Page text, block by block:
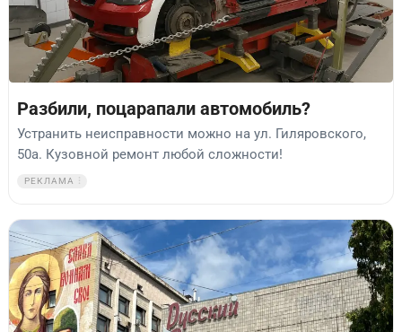
Разбили, поцарапали автомобиль?
Устранить неисправности можно на ул. Гиляровского,
50а. Кузовной ремонт любой сложности!
РЕКЛАМА